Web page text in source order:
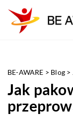
BE-AWARE > Blog >
Jak